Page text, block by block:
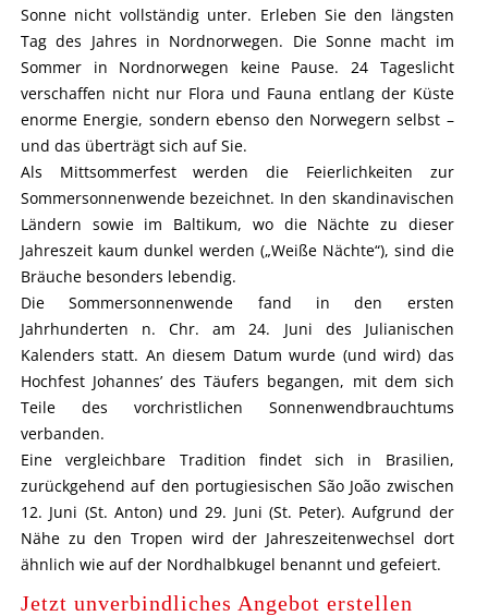
Sonne nicht vollständig unter. Erleben Sie den längsten
Tag des Jahres in Nordnorwegen. Die Sonne macht im
Sommer in Nordnorwegen keine Pause. 24 Tageslicht
verschaffen nicht nur Flora und Fauna entlang der Küste
enorme Energie, sondern ebenso den Norwegern selbst –
und das überträgt sich auf Sie.
Als Mittsommerfest werden die Feierlichkeiten zur
Sommersonnenwende bezeichnet. In den skandinavischen
Ländern sowie im Baltikum, wo die Nächte zu dieser
Jahreszeit kaum dunkel werden („Weiße Nächte“), sind die
Bräuche besonders lebendig.
Die Sommersonnenwende fand in den ersten
Jahrhunderten n. Chr. am 24. Juni des Julianischen
Kalenders statt. An diesem Datum wurde (und wird) das
Hochfest Johannes’ des Täufers begangen, mit dem sich
Teile des vorchristlichen Sonnenwendbrauchtums
verbanden.
Eine vergleichbare Tradition findet sich in Brasilien,
zurückgehend auf den portugiesischen São João zwischen
12. Juni (St. Anton) und 29. Juni (St. Peter). Aufgrund der
Nähe zu den Tropen wird der Jahreszeitenwechsel dort
ähnlich wie auf der Nordhalbkugel benannt und gefeiert.
Jetzt unverbindliches Angebot erstellen